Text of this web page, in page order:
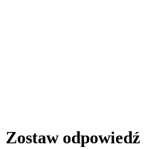
Zostaw odpowiedź